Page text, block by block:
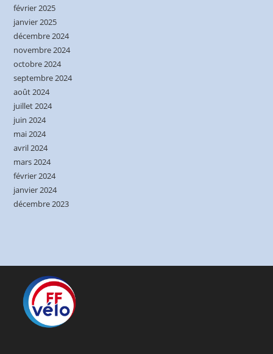
février 2025
janvier 2025
décembre 2024
novembre 2024
octobre 2024
septembre 2024
août 2024
juillet 2024
juin 2024
mai 2024
avril 2024
mars 2024
février 2024
janvier 2024
décembre 2023